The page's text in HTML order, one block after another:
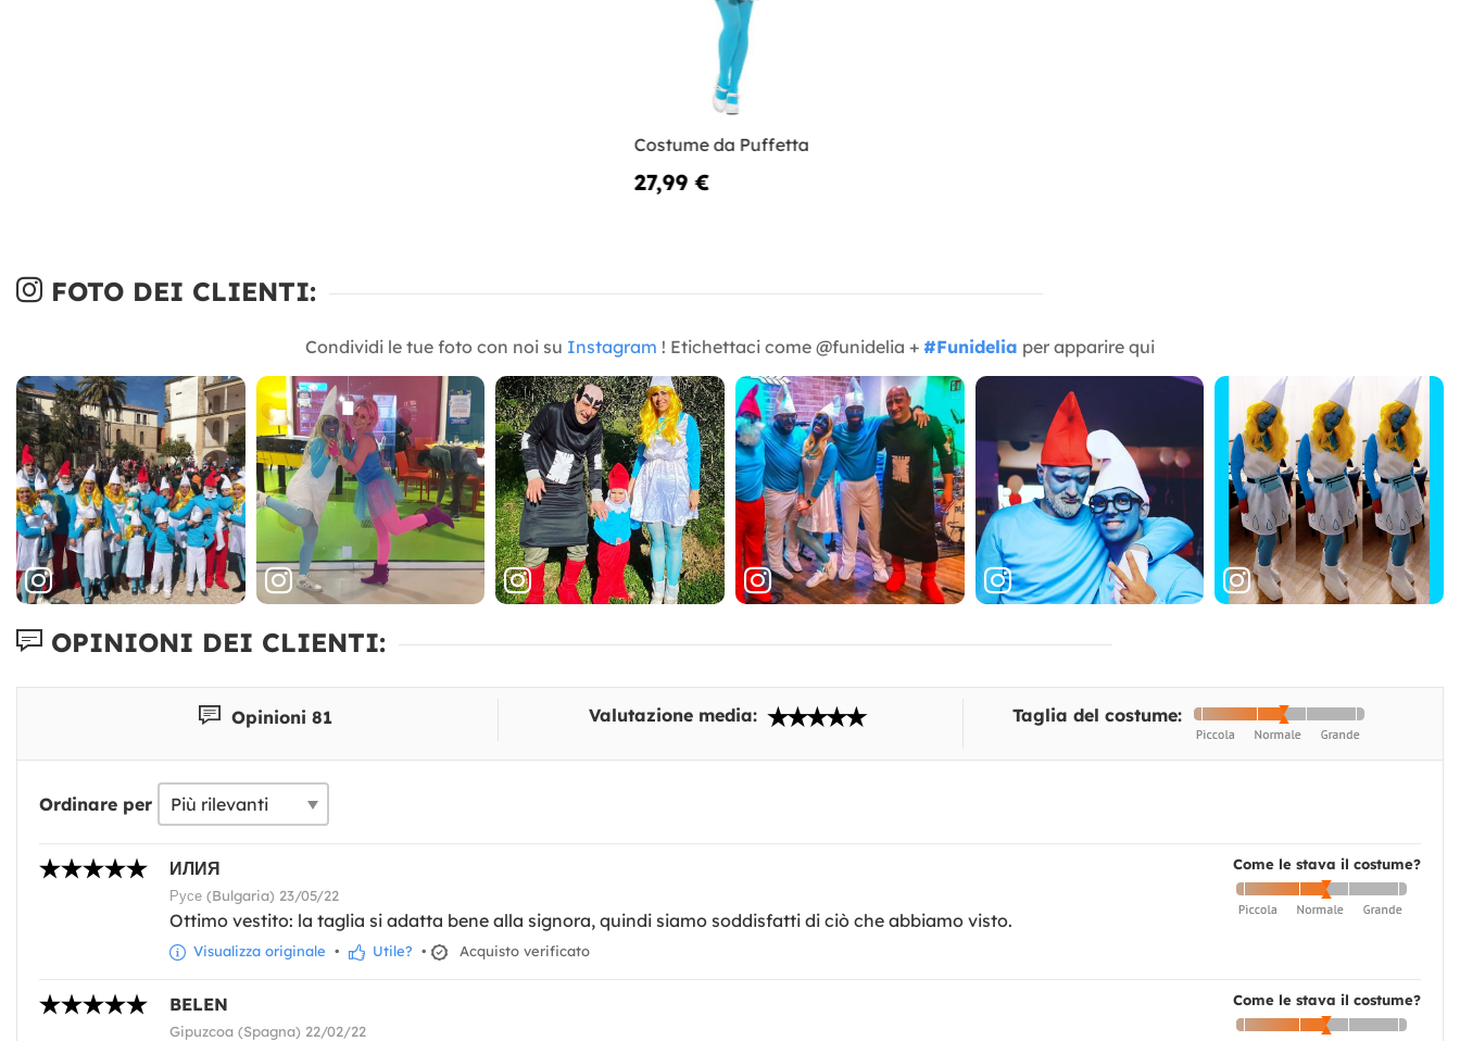
Costume da Puffetta
27,99 €
FOTO DEI CLIENTI:
Condividi le tue foto con noi su Instagram ! Etichettaci come @funidelia + #Funidelia per apparire qui
OPINIONI DEI CLIENTI:
Opinioni 81 Valutazione media: Taglia del costume:
Ordinare per
Come le stava il costume?
ИЛИЯ
Русе (Bulgaria) 23/05/22
Ottimo vestito: la taglia si adatta bene alla signora, quindi siamo soddisfatti di ciò che abbiamo visto.
Visualizza originale • Utile? • Acquisto verificato
Come le stava il costume?
BELEN
Gipuzcoa (Spagna) 22/02/22